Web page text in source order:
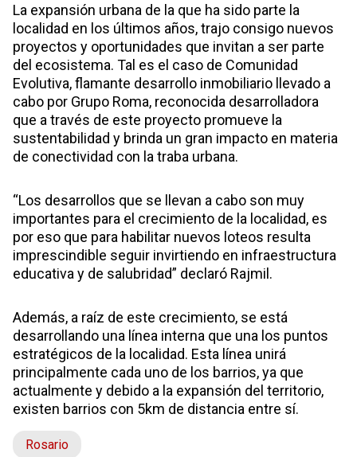
La expansión urbana de la que ha sido parte la
localidad en los últimos años, trajo consigo nuevos
proyectos y oportunidades que invitan a ser parte
del ecosistema. Tal es el caso de Comunidad
Evolutiva, flamante desarrollo inmobiliario llevado a
cabo por Grupo Roma, reconocida desarrolladora
que a través de este proyecto promueve la
sustentabilidad y brinda un gran impacto en materia
de conectividad con la traba urbana.
“Los desarrollos que se llevan a cabo son muy
importantes para el crecimiento de la localidad, es
por eso que para habilitar nuevos loteos resulta
imprescindible seguir invirtiendo en infraestructura
educativa y de salubridad” declaró Rajmil.
Además, a raíz de este crecimiento, se está
desarrollando una línea interna que una los puntos
estratégicos de la localidad. Esta línea unirá
principalmente cada uno de los barrios, ya que
actualmente y debido a la expansión del territorio,
existen barrios con 5km de distancia entre sí.
Rosario